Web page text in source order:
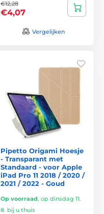
€12,28
€4,07
Vergelijken
Pipetto Origami Hoesje
- Transparant met
Standaard - voor Apple
iPad Pro 11 2018 / 2020 /
2021 / 2022 - Goud
Op voorraad, op dinsdag 11.
8. bij u thuis